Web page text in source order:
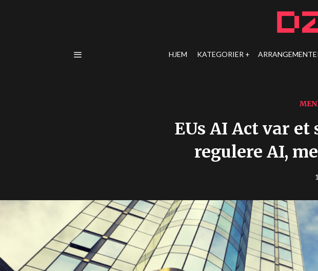
HJEM KATEGORIER
EUs AI Act var
regulere AI,